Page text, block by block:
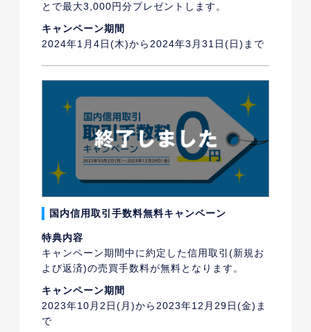
とで最大3,000円分プレゼントします。
キャンペーン期間
2024年1月4日(木)から2024年3月31日(日)まで
国内信用取引手数料無料キャンペーン
特典内容
キャンペーン期間中に約定した信用取引(新規お
よび返済)の売買手数料が無料となります。
キャンペーン期間
2023年10月2日(月)から2023年12月29日(金)ま
で